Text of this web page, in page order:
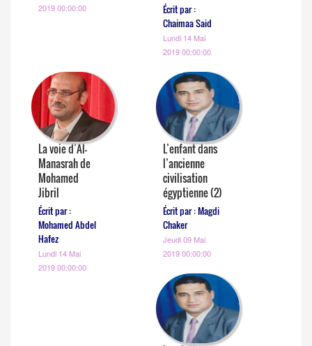
2019 00:00:00
Écrit par :
Chaimaa Said
Lundi 14 Mai
2019 00:00:00
La voie d’Al-
Manasrah de
Mohamed
Jibril
Écrit par :
Mohamed Abdel
Hafez
Lundi 14 Mai
2019 00:00:00
L’enfant dans
l’ancienne
civilisation
égyptienne (2)
Écrit par : Magdi
Chaker
Jeudi 09 Mai
2019 00:00:00